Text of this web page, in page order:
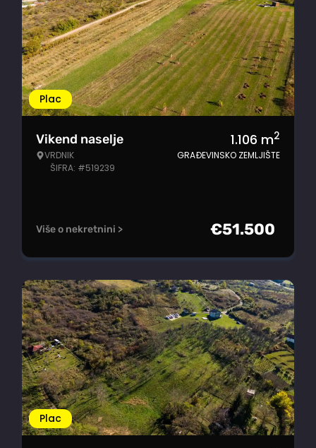
Plac
Vikend naselje
VRDNIK
ŠIFRA: #519239
1.106 m2
GRAĐEVINSKO ZEMLJIŠTE
Više o nekretnini > €51.500
Plac